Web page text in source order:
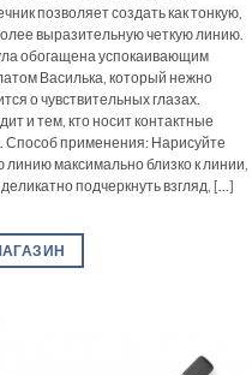
позволяет создать как тонкую,
выразительную четкую линию.
обогащена успокаивающим
Василька, который нежно
о чувствительных глазах.
и тем, кто носит контактные
Способ применения: Нарисуйте
линию максимально близко к линии,
подчеркнуть взгляд, [...]